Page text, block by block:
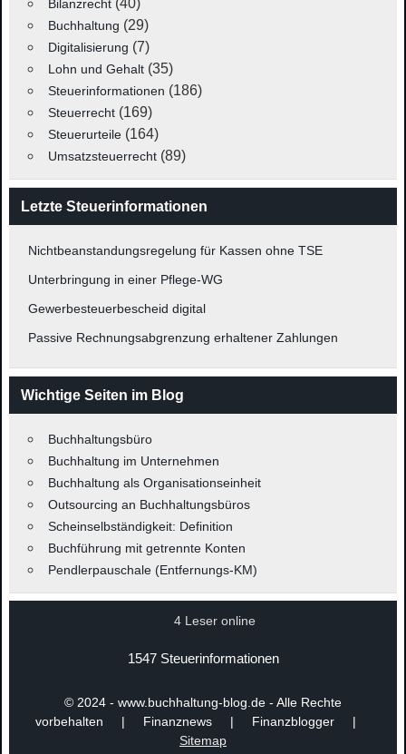
Bilanzrecht(40)
Buchhaltung (29)
Digitalisierung (7)
Lohn und Gehalt(35)
Steuerinformationen (186)
Steuerrecht(169)
Steuerurteile(164)
Umsatzsteuerrecht(89)
Letzte Steuerinformationen
Nichtbeanstandungsregelung für Kassen ohne TSE
Unterbringung in einer Pflege-WG
Gewerbesteuerbescheid digital
Passive Rechnungsabgrenzung erhaltener Zahlungen
Wichtige Seiten im Blog
Buchhaltungsbüro
Buchhaltung im Unternehmen
Buchhaltung als Organisationseinheit
Outsourcing an Buchhaltungsbüros
Scheinselbständigkeit: Definition
Buchführung mit getrennte Konten
Pendlerpauschale (Entfernungs-KM)
4 Leser online
1547 Steuerinformationen
© 2024 - www.buchhaltung-blog.de - Alle Rechte
vorbehalten | Finanznews | Finanzblogger |
Sitemap